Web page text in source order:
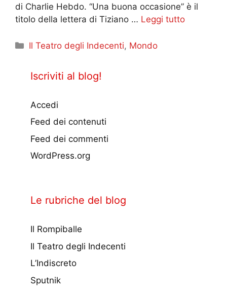
di Charlie Hebdo. “Una buona occasione” è il
titolo della lettera di Tiziano … Leggi tutto
Categorie
Il Teatro degli Indecenti, Mondo
Iscriviti al blog!
Accedi
Feed dei contenuti
Feed dei commenti
WordPress.org
Le rubriche del blog
Il Rompiballe
Il Teatro degli Indecenti
L’Indiscreto
Sputnik